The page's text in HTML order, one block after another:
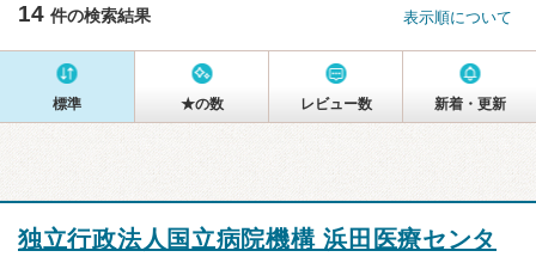
14 件の検索結果 表示順について
標準 ★の数 レビュー数 新着・更新
独立行政法人国立病院機構 浜田医療センタ